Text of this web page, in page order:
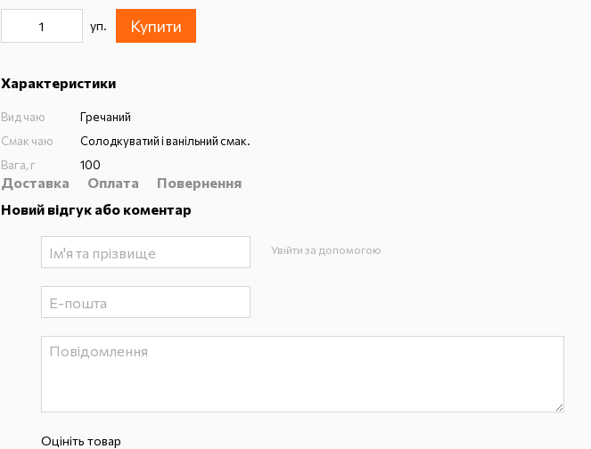
уп. Купити
Характеристики
Вид чаю
Гречаний
Смак чаю
Солодкуватий і ванільний смак.
Вага, г
100
Доставка Оплата
Повернення
Новий відгук або коментар
Увійти за допомогою
Оцініть товар